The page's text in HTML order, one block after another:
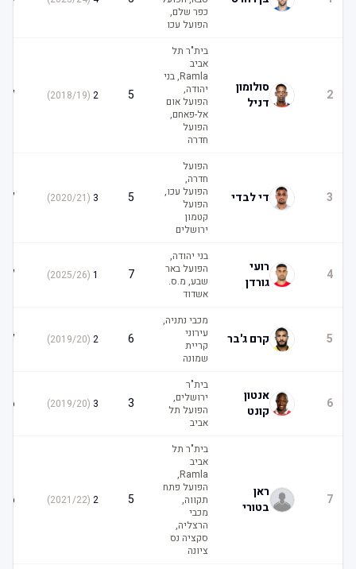
כפר שלם,
הפועל עכו
סולומון
דניל
בית"ר תל
אביב
Ramla, בני
יהודה,
הפועל אום
אל-פאחם,
הפועל
חדרה
(
2018/19
)
די לבדי
הפועל
חדרה,
הפועל עכו,
הפועל
קטמון
ירושלים
2020/21
)
רועי
גורדן
בני יהודה,
הפועל באר
שבע, מ.ס.
אשדוד
2025/26
)
קרם ג'בר
מכבי נתניה,
עירוני
קריית
שמונה
(
2019/20
)
אנטון
קונט
בית"ר
ירושלים,
הפועל תל
אביב
2019/20
)
ראן
בטורי
בית"ר תל
אביב
Ramla,
הפועל פתח
תקווה,
מכבי
הרצליה,
סקציה נס
ציונה
(
2021/22
)